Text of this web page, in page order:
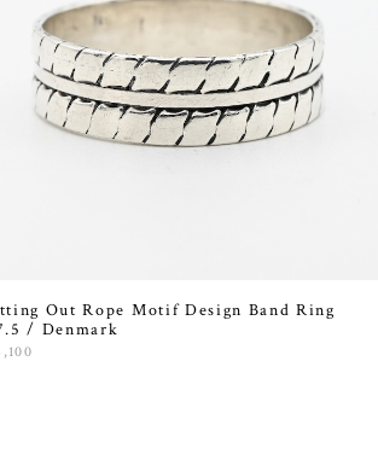
Out Rope Motif Design Band Ring
/ Denmark